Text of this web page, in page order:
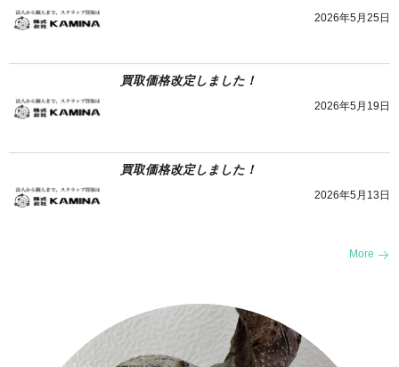
2026年5月25日
買取価格改定しました！
2026年5月19日
買取価格改定しました！
2026年5月13日
More